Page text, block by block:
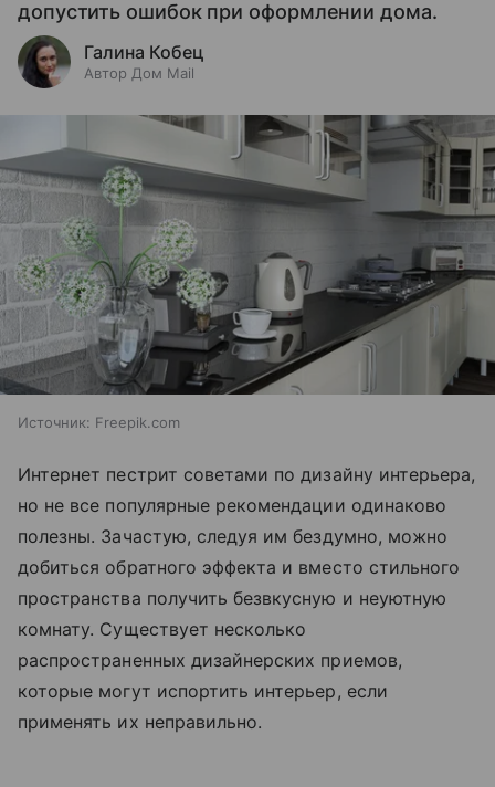
допустить ошибок при оформлении дома.
Галина Кобец
Автор Дом Mail
Источник: Freepik.com
Интернет пестрит советами по дизайну интерьера,
но не все популярные рекомендации одинаково
полезны. Зачастую, следуя им бездумно, можно
добиться обратного эффекта и вместо стильного
пространства получить безвкусную и неуютную
комнату. Существует несколько
распространенных дизайнерских приемов,
которые могут испортить интерьер, если
применять их неправильно.